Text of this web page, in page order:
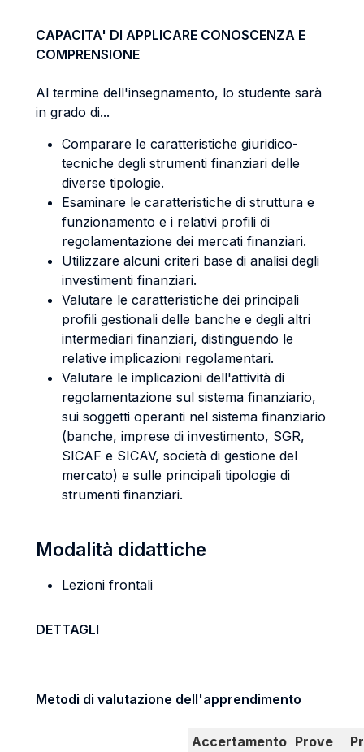
CAPACITA' DI APPLICARE CONOSCENZA E
COMPRENSIONE
Al termine dell'insegnamento, lo studente sarà
in grado di...
Comparare le caratteristiche giuridico-
tecniche degli strumenti finanziari delle
diverse tipologie.
Esaminare le caratteristiche di struttura e
funzionamento e i relativi profili di
regolamentazione dei mercati finanziari.
Utilizzare alcuni criteri base di analisi degli
investimenti finanziari.
Valutare le caratteristiche dei principali
profili gestionali delle banche e degli altri
intermediari finanziari, distinguendo le
relative implicazioni regolamentari.
Valutare le implicazioni dell'attività di
regolamentazione sul sistema finanziario,
sui soggetti operanti nel sistema finanziario
(banche, imprese di investimento, SGR,
SICAF e SICAV, società di gestione del
mercato) e sulle principali tipologie di
strumenti finanziari.
Modalità didattiche
Lezioni frontali
DETTAGLI
Metodi di valutazione dell'apprendimento
Accertamento Prove